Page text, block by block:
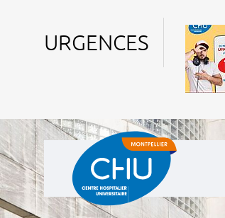
URGENCES